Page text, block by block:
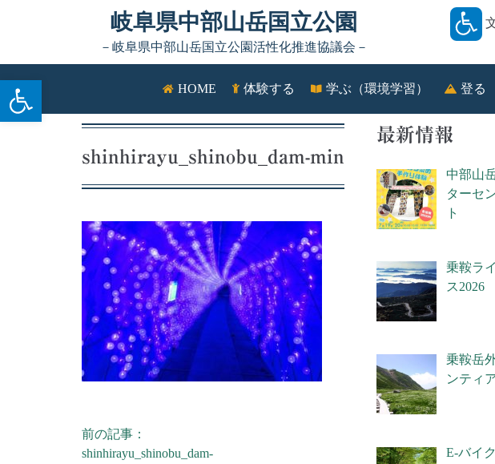
ツールバーを開く
岐阜県中部山岳国立公園
－岐阜県中部山岳国立公園活性化推進協議会－
HOME 体験する 学ぶ（環境学習） 登る
shinhirayu_shinobu_dam-min
投稿ナビゲーション
前の記事：
shinhirayu_shinobu_dam-
最新情報
中部山
ターセ
ト
乗鞍ラ
ス2026
乗鞍岳
ンティ
E-バイ